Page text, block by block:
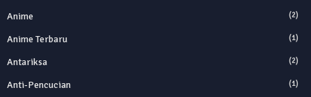
Anime (2)
Anime Terbaru (1)
Antariksa (2)
Anti‑Pencucian (1)